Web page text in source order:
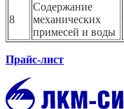
8
Содержание
механических
примесей и воды
Прайс-лист